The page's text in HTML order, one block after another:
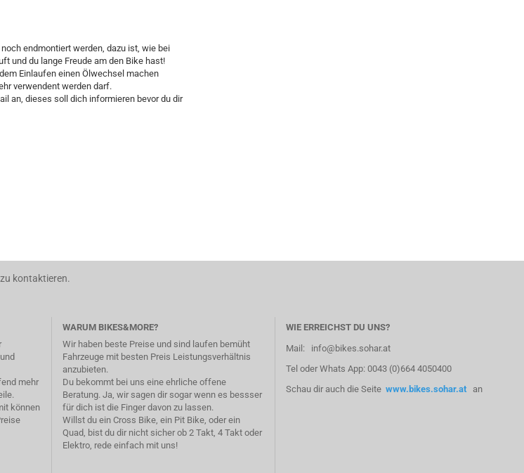
endmontiert werden, dazu ist, wie bei
und du lange Freude am den Bike hast!
Einlaufen einen Ölwechsel machen
verwendent werden darf.
an, dieses soll dich informieren bevor du dir
kontaktieren.
mehr
können
WARUM BIKES&MORE?
Wir haben beste Preise und sind laufen bemüht
Fahrzeuge mit besten Preis Leistungsverhältnis
anzubieten.
Du bekommt bei uns eine ehrliche offene
Beratung. Ja, wir sagen dir sogar wenn es bessser
für dich ist die Finger davon zu lassen.
Willst du ein Cross Bike, ein Pit Bike, oder ein
Quad, bist du dir nicht sicher ob 2 Takt, 4 Takt oder
Elektro, rede einfach mit uns!
WIE ERREICHST DU UNS?
Mail: info@bikes.sohar.at
Tel oder Whats App: 0043 (0)664 4050400
Schau dir auch die Seite www.bikes.sohar.at an